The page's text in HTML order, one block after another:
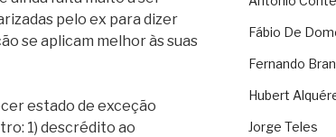
pelo ex para dizer
se aplicam melhor às suas
estado de exceção
1) descrédito ao
Fábio De
Fernando
Hubert
Jorge Teles